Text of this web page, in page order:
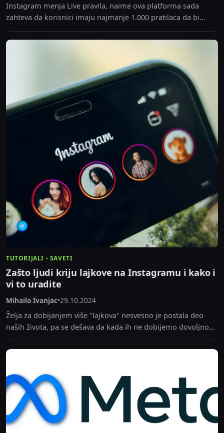
Instagram menja Live pravila, naime ova platforma sada
zahteva da korisnici imaju najmanje 1.000 pratilaca da bi
koristili funkciju uživo
TUTORIJALI - SAVETI
Zašto ljudi kriju lajkove na Instagramu i kako i
vi to uradite
Mihailo Ivanjac•29.10.2024
Želja za dobijanjem više "lajkova" nesvesno je postala deo
naših života, pa se dešava da kada ih ne dobijemo dovoljno
na našim objavama, to...